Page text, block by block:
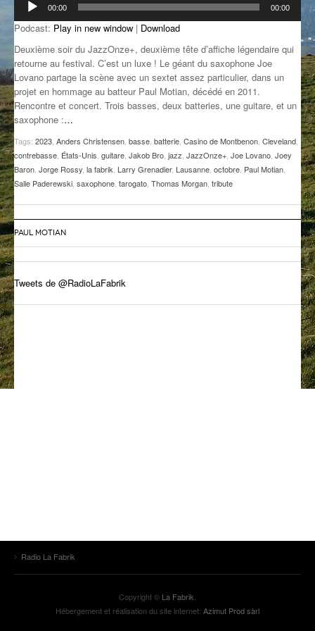
IL ÉTAIT UNE FOIS
L’ASTUCE DE LA PORTE EN BOIS
LA FABRIK POÉTIK
LA SOUTERRAINE
MUSIQUE DES ANTIPODES
NOS ANCIENS
SONORIK
ZIRCONIUM
audio
00:00 00:00
Podcast: Play in new window | Download
Deuxième soir du JazzOnze+, deuxième tête d’affiche légendaire qui
retourne au festival. C’est un luxe ! Le géant du saxophone Joe
Lovano partage la scène avec un sextet assez particulier, dans un
projet en hommage au batteur Paul Motian, décédé en 2011.
Rencontre et concert. Trois basses, deux batteries, une guitare, et un
saxophone :…
Tags: 2023 Anders Christensen basse batterie Casino de Montbenon Cleveland
contrebasse États-Unis guitare Jakob Bro jazz JazzOnze+ Joe Lovano Joey
Baron Jorge Rossy la fabrik Larry Grenadier, Lausanne octobre Paul Motian
Salle Paderewski saxophone tarogato Thomas Morgan tribute
PAUL MOTIAN
Tweets de @RadioLaFabrik
Radio La Fabrik
Copyright © La Fabrik
Hébergement et réalisation du site internet: Azimut Prod sàrl